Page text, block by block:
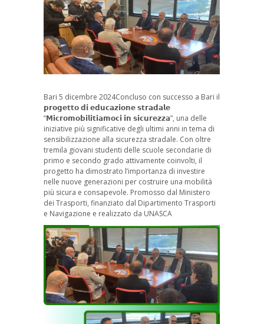
Bari 5 dicembre 2024Concluso con successo a Bari il
𝗽𝗿𝗼𝗴𝗲𝘁𝘁𝗼 𝗱𝗶 𝗲𝗱𝘂𝗰𝗮𝘇𝗶𝗼𝗻𝗲 𝘀𝘁𝗿𝗮𝗱𝗮𝗹𝗲
“𝗠𝗶𝗰𝗿𝗼𝗺𝗼𝗯𝗶𝗹𝗶𝘁𝗶𝗮𝗺𝗼𝗰𝗶 𝗶𝗻 𝘀𝗶𝗰𝘂𝗿𝗲𝘇𝘇𝗮”, una delle
iniziative più significative degli ultimi anni in tema di
sensibilizzazione alla sicurezza stradale. Con oltre
tremila giovani studenti delle scuole secondarie di
primo e secondo grado attivamente coinvolti, il
progetto ha dimostrato l’importanza di investire
nelle nuove generazioni per costruire una mobilità
più sicura e consapevole. Promosso dal Ministero
dei Trasporti, finanziato dal Dipartimento Trasporti
e Navigazione e realizzato da UNASCA